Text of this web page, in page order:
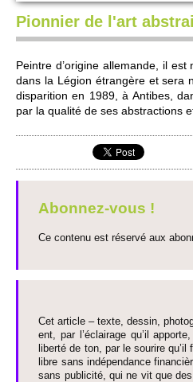
Pionnier de l'art
Pe­intre d’origine alle­mande, il
dans la Légion étrangère et sera
dispari­tion en 1989, à Antibes,
par la qualité de ses abs­tracti­ons
Abonnez-vous !
Ce contenu est réservé aux
Cet article – texte, dessin,
ent, par l’éclairage qu’il
liberté de ton, par le so­urire
libre sans indépendance
sans publi­cité, qui ne vit que